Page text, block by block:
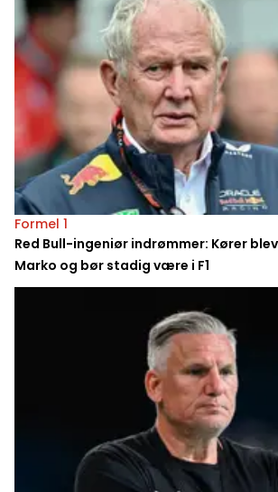
Formel 1
Red Bull-ingeniør indrømmer: Kører
Marko og bør stadig være i F1